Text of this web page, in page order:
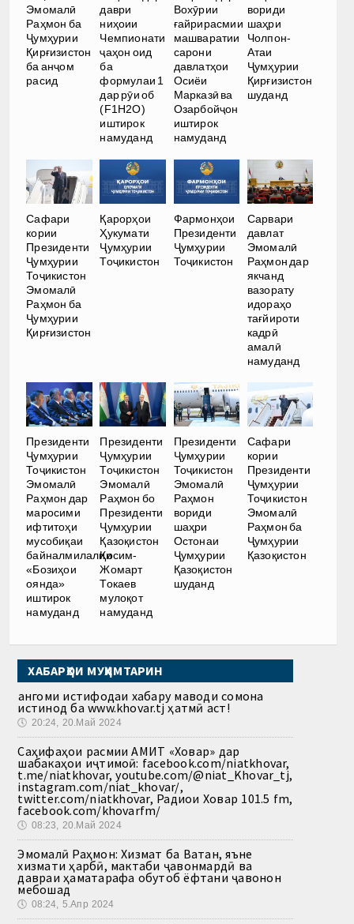
Эмомалӣ
Раҳмон ба
Ҷумҳурии
Қирғизистон
ба анҷом
расид
даври
ниҳоии
Чемпионати
ҷаҳон оид
ба
формулаи 1
дар рӯи об
(F1H2O)
иштирок
намуданд
Вохӯрии
ғайрирасмии
машваратии
сарони
давлатҳои
Осиёи
Марказӣ ва
Озарбойҷон
иштирок
намуданд
вориди
шаҳри
Чолпон-
Атаи
Ҷумҳурии
Қирғизистон
шуданд
Сафари
кории
Президенти
Ҷумҳурии
Тоҷикистон
Эмомалӣ
Раҳмон ба
Ҷумҳурии
Қирғизистон
Қарорҳои
Ҳукумати
Ҷумҳурии
Тоҷикистон
Фармонҳои
Президенти
Ҷумҳурии
Тоҷикистон
Сарвари
давлат
Эмомалӣ
Раҳмон дар
якчанд
вазорату
идораҳо
тағйироти
кадрӣ
амалӣ
намуданд
Президенти
Ҷумҳурии
Тоҷикистон
Эмомалӣ
Раҳмон дар
маросими
ифтитоҳи
мусобиқаи
байналмилалии
«Бозиҳои
оянда»
иштирок
намуданд
Президенти
Ҷумҳурии
Тоҷикистон
Эмомалӣ
Раҳмон бо
Президенти
Ҷумҳурии
Қазоқистон
Қосим-
Жомарт
Токаев
мулоқот
намуданд
Президенти
Ҷумҳурии
Тоҷикистон
Эмомалӣ
Раҳмон
вориди
шаҳри
Остонаи
Ҷумҳурии
Қазоқистон
шуданд
Сафари
кории
Президенти
Ҷумҳурии
Тоҷикистон
Эмомалӣ
Раҳмон ба
Ҷумҳурии
Қазоқистон
ХАБАРҲОИ МУҲИМТАРИН
Ҳангоми истифодаи хабару маводи сомона
истинод ба www.khovar.tj ҳатмӣ аст!
🕔 20:24, 20.Май 2024
Саҳифаҳои расмии АМИТ «Ховар» дар
шабакаҳои иҷтимоӣ: facebook.com/niatkhovar,
t.me/niatkhovar, youtube.com/@niat_Khovar_tj,
instagram.com/niat_khovar/,
twitter.com/niatkhovar, Радиои Ховар 101.5 fm,
facebook.com/khovarfm/
🕔 08:23, 20.Май 2024
Эмомалӣ Раҳмон: Хизмат ба Ватан, яъне
хизмати ҳарбӣ, мактаби ҷавонмардӣ ва
давраи ҳаматарафа обутоб ёфтани ҷавонон
мебошад
🕔 08:24, 5.Апр 2024